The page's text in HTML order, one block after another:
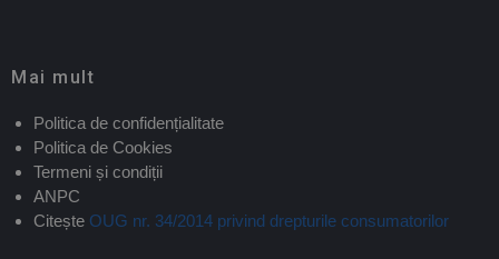
Mai mult
Politica de confidențialitate
Politica de Cookies
Termeni și condiții
ANPC
Citește OUG nr. 34/2014 privind drepturile consumatorilor